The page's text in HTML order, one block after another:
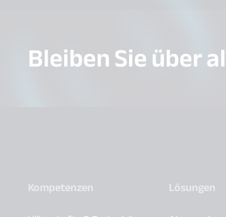
Bleiben Sie über
Kompetenzen
Lösungen